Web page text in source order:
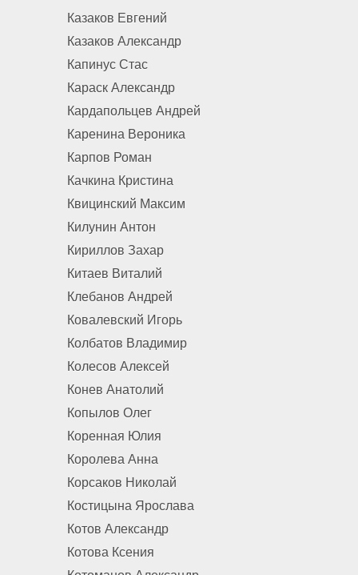
Казаков Евгений
Казаков Александр
Капинус Стас
Караск Александр
Кардапольцев Андрей
Каренина Вероника
Карпов Роман
Качкина Кристина
Квицинский Максим
Килунин Антон
Кириллов Захар
Китаев Виталий
Клебанов Андрей
Ковалевский Игорь
Колбатов Владимир
Колесов Алексей
Конев Анатолий
Копылов Олег
Коренная Юлия
Королева Анна
Корсаков Николай
Костицына Ярослава
Котов Александр
Котова Ксения